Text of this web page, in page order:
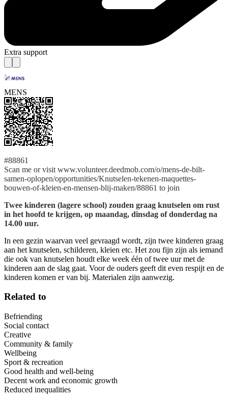
Extra support
MENS
#88861
Scan me or visit www.volunteer.deedmob.com/o/mens-de-bilt-
samen-oplopen/opportunities/Knutselen-tekenen-maquettes-
bouwen-of-kleien-en-mensen-blij-maken/88861 to join
Twee kinderen (lagere school) zouden graag knutselen om rust
in het hoofd te krijgen, op maandag, dinsdag of donderdag na
14.00 uur.
In een gezin waarvan veel gevraagd wordt, zijn twee kinderen graag
aan het knutselen, schilderen, kleien etc. Het zou fijn zijn als iemand
die ook van knutselen houdt elke week één of twee uur met de
kinderen aan de slag gaat. Voor de ouders geeft dit even respijt en de
kinderen komen er van bij. Materialen zijn aanwezig.
Related to
Befriending
Social contact
Creative
Community & family
Wellbeing
Sport & recreation
Good health and well-being
Decent work and economic growth
Reduced inequalities